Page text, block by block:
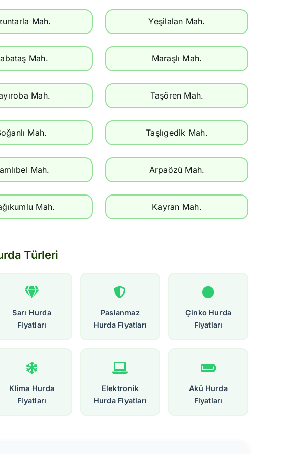
Mah. Yeşilalan Mah.
Mah. Maraşlı Mah.
Mah. Taşören Mah.
Mah. Taşlıgedik Mah.
Mah. Arpaözü Mah.
Mah. Kayran Mah.
Türleri
Sarı Hurda
Fiyatları
Paslanmaz
Hurda Fiyatları
Çinko Hurda
Fiyatları
Klima Hurda
Fiyatları
Elektronik
Hurda Fiyatları
Akü Hurda
Fiyatları